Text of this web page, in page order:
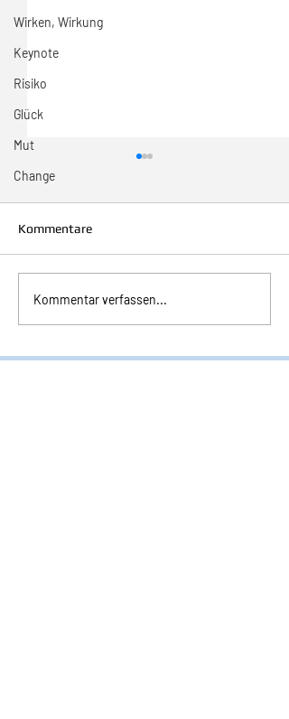
Wirken, Wirkung
Keynote
Risiko
Glück
Mut
Change
Inspiration zur Woche
11/2024
Kommentare
Kommentar verfassen...